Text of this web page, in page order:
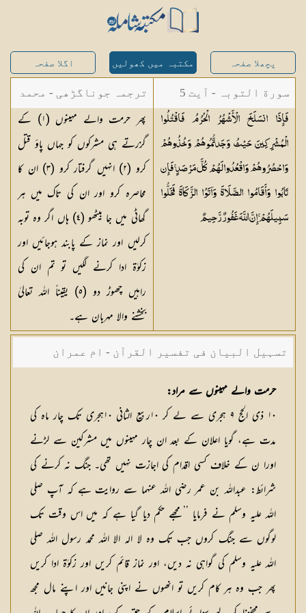
پچھلا صفحہ مکتبہ میں کھولیں اگلا صفحہ
سورة التوبہ - آیت 5
فَإِذَا انسَلَخَ الْأَشْهُرُ الْحُرُمُ فَاقْتُلُوا
الْمُشْرِكِينَ حَيْثُ وَجَدتُّمُوهُمْ وَخُذُوهُمْ
وَاحْصُرُوهُمْ وَاقْعُدُوا لَهُمْ كُلَّ مَرْصَدٍ ۚ فَإِن
تَابُوا وَأَقَامُوا الصَّلَاةَ وَآتَوُا الزَّكَاةَ فَخَلُّوا
سَبِيلَهُمْ ۚ إِنَّ اللَّهَ غَفُورٌرَّحِيمٌ
ترجمہ جوناگڑھی - محمد
جونا گڑھی
پھر حرمت والے مہینوں (١) کے
گزرتے ہی مشرکوں کو جہاں پاؤ قتل
کرو (٢) انہیں گرفتار کرو (٣) ان کا
محاصرہ کرو اور ان کی تاک میں ہر
گھاٹی میں جا بیٹھو (٤) ہاں اگر وہ توبہ
کرلیں اور نماز کے پابند ہوجائیں اور
زکوٰۃ ادا کرنے لگیں تو تم ان کی
راہیں چھوڑ دو (٥) یقیناً اللہ تعالیٰ
بخشنے والا مہربان ہے۔
تسہیل البیان فی تفسیر القرآن - ام عمران
شکیلہ بنت میاں فضل حسین
حرمت والے مہینوں سے مراد:
۱۰ ذی الحج ۹ ہجری سے لے کر ۱۰ربیع الثانی ۱۰ہجری تک چار ماہ کی
مدت ہے، گویا اعلان کے بعد ان چار مہینوں میں مشرکین سے لڑنے
اورا ن کے خلاف کسی اقدام کی اجازت نہیں تھی۔ جنگ نہ کرنے کی
شرائط: عبداللہ بن عمر رضی اللہ عنہما سے روایت ہے کہ آپ صلی
اللہ علیہ وسلم نے فرمایا ’’مجھے حکم دیا گیا ہے کہ میں اس وقت تک
لوگوں سے جنگ کروں جب تک وہ لا الہ الا اللہ محمد رسول اللہ صلی
اللہ علیہ وسلم کی گواہی نہ دیں، اور نماز قائم کریں اور زکوٰۃ ادا کریں
پھر جب وہ ہر کام کریں تو انھوں نے اپنی جانیں اور اپنے مال مجھ